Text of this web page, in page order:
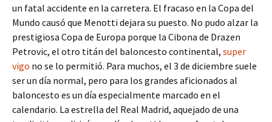
un fatal accidente en la carretera. El fracaso en la Copa del
Mundo causó que Menotti dejara su puesto. No pudo alzar la
prestigiosa Copa de Europa porque la Cibona de Drazen
Petrovic, el otro titán del baloncesto continental, super
vigo no se lo permitió. Para muchos, el 3 de diciembre suele
ser un día normal, pero para los grandes aficionados al
baloncesto es un día especialmente marcado en el
calendario. La estrella del Real Madrid, aquejado de una